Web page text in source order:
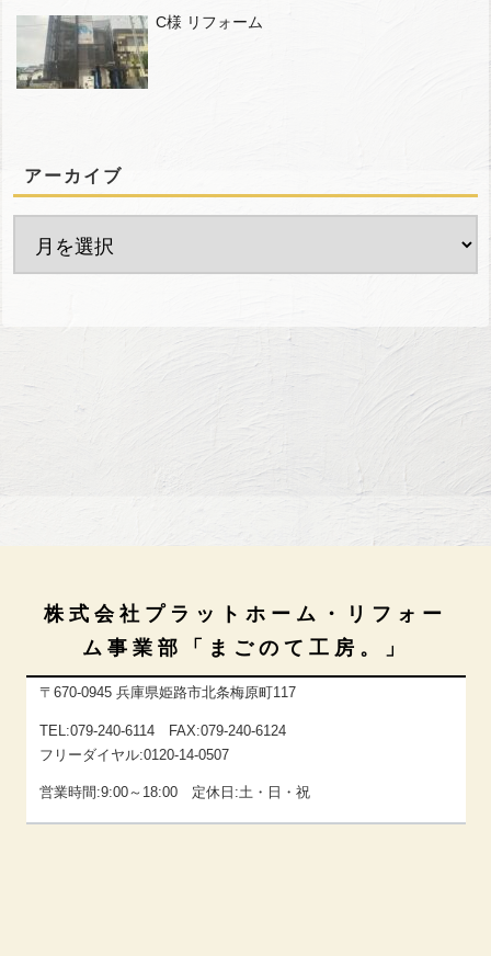
C様 リフォーム
アーカイブ
株式会社プラットホーム・リフォー
ム事業部「まごのて工房。」
〒670-0945 兵庫県姫路市北条梅原町117
TEL:079-240-6114 FAX:079-240-6124
フリーダイヤル:0120-14-0507
営業時間:9:00～18:00 定休日:土・日・祝